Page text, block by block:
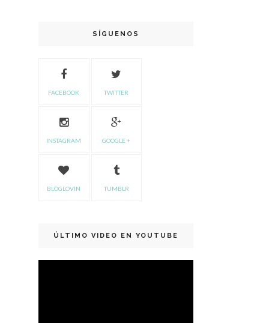
SÍGUENOS
FACEBOOK TWITTER
INSTAGRAM GOOGLE +
BLOGLOVIN TUMBLR
ÚLTIMO VIDEO EN YOUTUBE